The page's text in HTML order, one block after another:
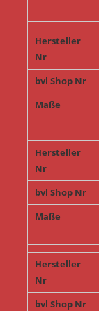
Hersteller
Nr
bvl Shop Nr
Maße
Hersteller
Nr
bvl Shop Nr
Maße
Hersteller
Nr
bvl Shop Nr